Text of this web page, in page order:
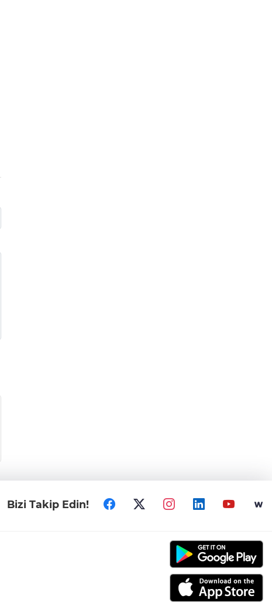
Bizi Takip Edin!